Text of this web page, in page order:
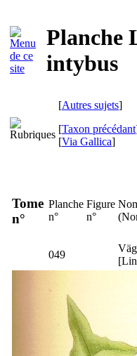
Planche
intybus
[Autres sujets]
[Taxon précédant
[Via Gallica]
Tome
n°
Planche
n°
Figure
n°
(
049